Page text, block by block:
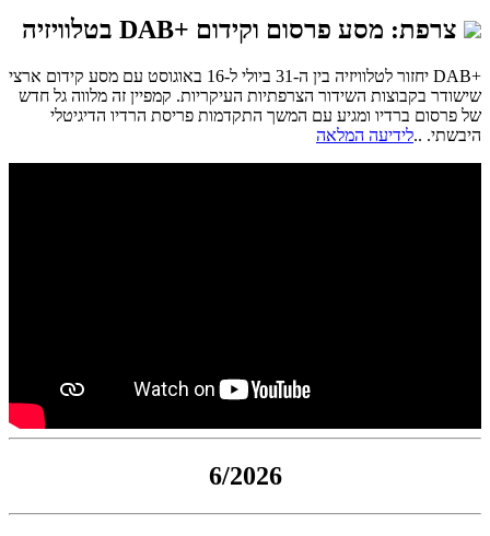
צרפת: מסע פרסום וקידום +DAB בטלוויזיה
+DAB יחזור לטלוויזיה בין ה-31 ביולי ל-16 באוגוסט עם מסע קידום ארצי
שישודר בקבוצות השידור הצרפתיות העיקריות. קמפיין זה מלווה גל חדש
של פרסום ברדיו ומגיע עם המשך התקדמות פריסת הרדיו הדיגיטלי
היבשתי. ..לידיעה המלאה
6/2026